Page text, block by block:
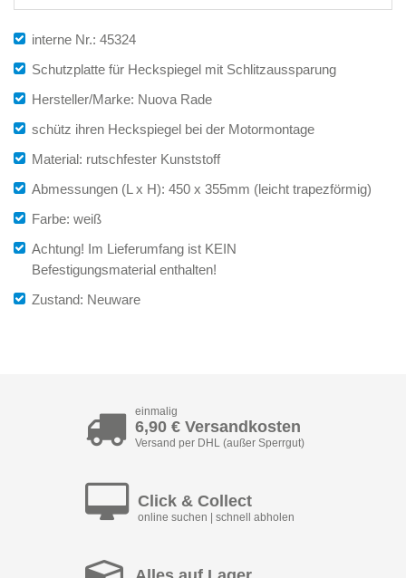
interne Nr.: 45324
Schutzplatte für Heckspiegel mit Schlitzaussparung
Hersteller/Marke: Nuova Rade
schütz ihren Heckspiegel bei der Motormontage
Material: rutschfester Kunststoff
Abmessungen (L x H): 450 x 355mm (leicht trapezförmig)
Farbe: weiß
Achtung! Im Lieferumfang ist KEIN
Befestigungsmaterial enthalten!
Zustand: Neuware
einmalig
6,90 € Versandkosten
Versand per DHL (außer Sperrgut)
Click & Collect
online suchen | schnell abholen